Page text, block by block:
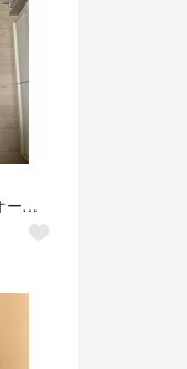
【美品】honeys オールインワン